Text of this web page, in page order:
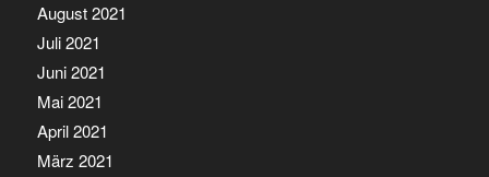
August 2021
Juli 2021
Juni 2021
Mai 2021
April 2021
März 2021